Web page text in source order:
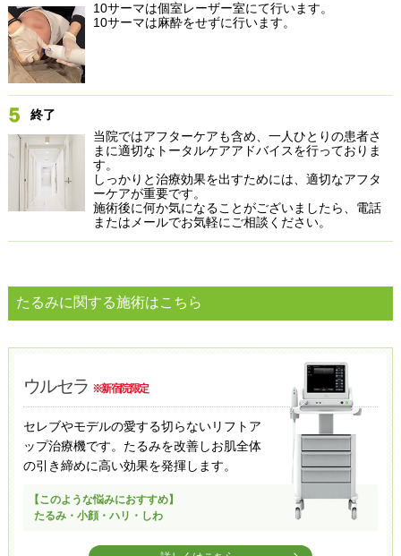
10サーマは個室レーザー室にて行います。
10サーマは麻酔をせずに行います。
終了
当院ではアフターケアも含め、一人ひとりの患者さ
まに適切なトータルケアアドバイスを行っておりま
す。
しっかりと治療効果を出すためには、適切なアフタ
ーケアが重要です。
施術後に何か気になることがございましたら、電話
またはメールでお気軽にご相談ください。
たるみに関する施術はこちら
ウルセラ ※新宿院限定
セレブやモデルの愛する切らないリフトア
ップ治療機です。 たるみを改善しお肌全体
の引き締めに高い効果を発揮します。
【このような悩みにおすすめ】
たるみ・小顔・ハリ・しわ